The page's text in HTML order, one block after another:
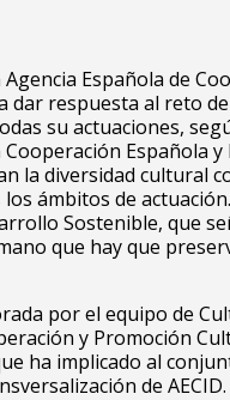
Española de
dar respuesta al reto
su actuaciones,
Española
la diversidad cultural
ámbitos de
Sostenible, que
que hay que
por el equipo de
y Promoción
ha implicado al
de AECID.